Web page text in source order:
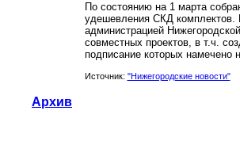
По состоянию на 1 марта
удешевления СКД комплектов.
администрацией
совместных проектов, в т.ч.
подписание которых намечено
Источник: "Нижегородские новости"
Архив